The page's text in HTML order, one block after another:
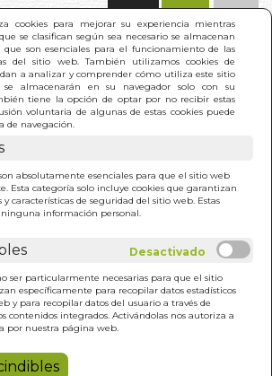
cookies para mejorar su experiencia mientras
se clasifican según sea necesario se almacenan
que son esenciales para el funcionamiento de las
del sitio web. También utilizamos cookies de
a analizar y comprender cómo utiliza este sitio
se almacenarán en su navegador solo con su
tiene la opción de optar por no recibir estas
voluntaria de algunas de estas cookies puede
de navegación.
absolutamente esenciales para que el sitio web
Esta categoría solo incluye cookies que garantizan
y características de seguridad del sitio web. Estas
información personal.
ser particularmente necesarias para que el sitio
específicamente para recopilar datos estadísticos
y para recopilar datos del usuario a través de
contenidos integrados. Activándolas nos autoriza a
por nuestra página web.
VIVIENTE. EL